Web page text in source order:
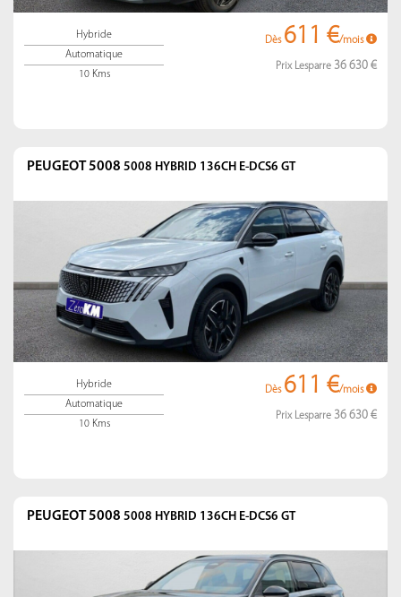
Hybride
Automatique
10 Kms
Dès 611 €/mois
Prix Lesparre 36 630 €
PEUGEOT 5008 5008 HYBRID 136CH E-DCS6 GT
Hybride
Automatique
10 Kms
Dès 611 €/mois
Prix Lesparre 36 630 €
PEUGEOT 5008 5008 HYBRID 136CH E-DCS6 GT